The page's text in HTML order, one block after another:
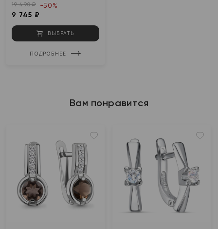
19 490 ₽
9 745 ₽
-50%
ВЫБРАТЬ
ПОДРОБНЕЕ
Вам понравится